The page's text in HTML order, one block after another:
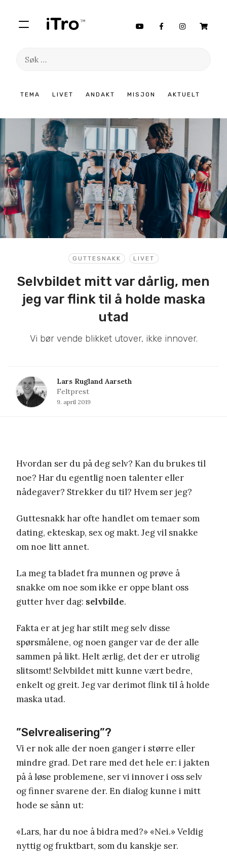
TEMA LIVET ANDAKT MISJON AKTUELT
Søk
innhold
GUTTESNAKK LIVET
Selvbildet mitt var dårlig, men
jeg var flink til å holde maska
utad
Vi bør vende blikket utover, ikke innover.
Lars Rugland Aarseth
Feltprest
9. april 2019
Hvordan ser du på deg selv? Kan du brukes til
noe? Har du egentlig noen talenter eller
nådegaver? Strekker du til? Hvem ser jeg?
Guttesnakk har ofte handlet om temaer som
dating, ekteskap, sex og makt. Jeg vil snakke
om noe litt annet.
La meg ta bladet fra munnen og prøve å
snakke om noe som ikke er oppe blant oss
gutter hver dag: selvbilde.
Fakta er at jeg har stilt meg selv disse
spørsmålene, og noen ganger var de der alle
sammen på likt. Helt ærlig, det der er utrolig
slitsomt! Selvbildet mitt kunne vært bedre,
enkelt og greit. Jeg var derimot flink til å holde
maska utad.
”Selvrealisering”?
Vi er nok alle der noen ganger i større eller
mindre grad. Det rare med det hele er: i jakten
på å løse problemene, ser vi innover i oss selv
og finner svarene der. En dialog kunne i mitt
hode se sånn ut:
«Lars, har du noe å bidra med?» «Nei.» Veldig
nyttig og fruktbart, som du kanskje ser.